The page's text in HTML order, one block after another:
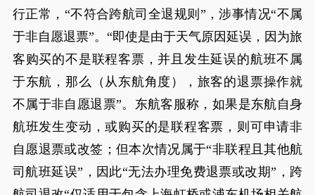
行正常，“不符合跨航司全退规则”，涉事情况“不属
于非自愿退票”。“即使是由于天气原因延误，因为旅
客购买的不是联程客票，并且发生延误的航班不属
于东航，那么（从东航角度），旅客的退票操作就
不属于非自愿退票”。东航客服称，如果是东航自身
航班发生变动，或购买的是联程客票，则可申请非
自愿退票或改签；但本次情况属于“非联程且其他航
司航班延误”，因此“无法办理免费退票或改期”，跨